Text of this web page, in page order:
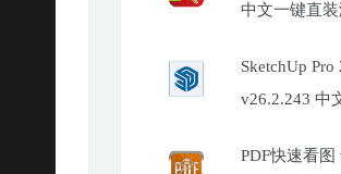
中文一键直装
SketchUp Pro
v26.2.243 中
PDF快速看图